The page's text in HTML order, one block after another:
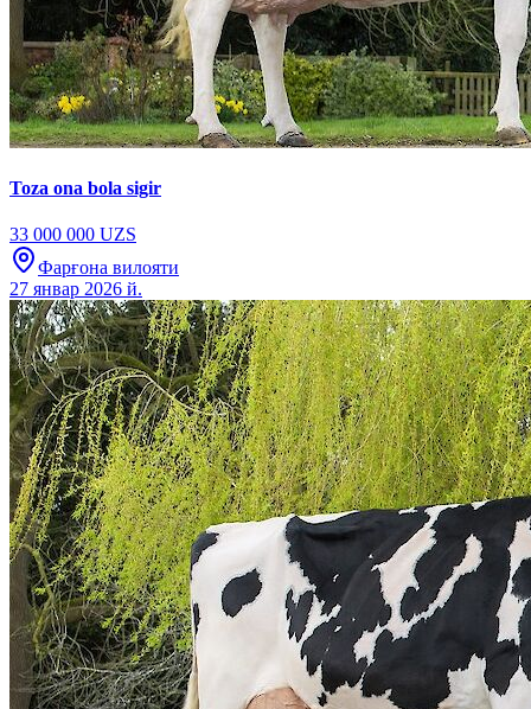
Toza ona bola sigir
33 000 000 UZS
Фарғона вилояти
27 январ 2026 й.